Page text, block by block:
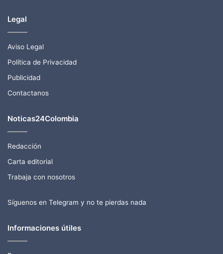
Legal
Aviso Legal
Política de Privacidad
Publicidad
Contactanos
Noticas24Colombia
Redacción
Carta editorial
Trabaja con nosotros
Síguenos en Telegram y no te pierdas nada
Informaciones útiles